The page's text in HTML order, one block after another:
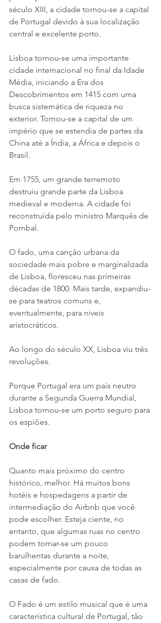
século XIII, a cidade tornou-se a capital
de Portugal devido à sua localização
central e excelente porto.
Lisboa tornou-se uma importante
cidade internacional no final da Idade
Média, iniciando a Era dos
Descobrimentos em 1415 com uma
busca sistemática de riqueza no
exterior. Tornou-se a capital de um
império que se estendia de partes da
China até a Índia, a África e depois o
Brasil.
Em 1755, um grande terremoto
destruiu grande parte da Lisboa
medieval e moderna. A cidade foi
reconstruída pelo ministro Marquês de
Pombal.
O fado, uma canção urbana da
sociedade mais pobre e marginalizada
de Lisboa, floresceu nas primeiras
décadas de 1800. Mais tarde, expandiu-
se para teatros comuns e,
eventualmente, para níveis
aristocráticos.
Ao longo do século XX, Lisboa viu três
revoluções.
Porque Portugal era um país neutro
durante a Segunda Guerra Mundial,
Lisboa tornou-se um porto seguro para
os espiões.
Onde ficar
Quanto mais próximo do centro
histórico, melhor. Há muitos bons
hotéis e hospedagens a partir de
intermediação do Airbnb que você
pode escolher. Esteja ciente, no
entanto, que algumas ruas no centro
podem tornar-se um pouco
barulhentas durante a noite,
especialmente por causa de todas as
casas de fado.
O Fado é um estilo musical que é uma
característica cultural de Portugal, tão